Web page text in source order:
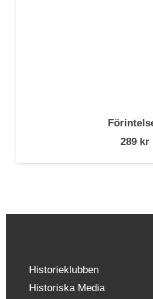
289 kr
Historieklubben
Historiska Media